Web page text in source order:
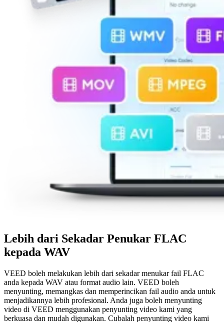
Lebih dari Sekadar Penukar FLAC
kepada WAV
VEED boleh melakukan lebih dari sekadar menukar fail FLAC
anda kepada WAV atau format audio lain. VEED boleh
menyunting, memangkas dan memperincikan fail audio anda untuk
menjadikannya lebih profesional. Anda juga boleh menyunting
video di VEED menggunakan penyunting video kami yang
berkuasa dan mudah digunakan. Cubalah penyunting video kami